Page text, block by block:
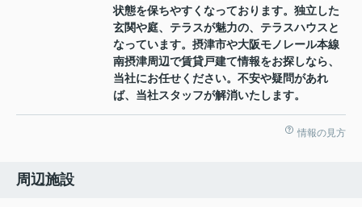
状態を保ちやすくなっております。独立した
玄関や庭、テラスが魅力の、テラスハウスと
なっています。摂津市や大阪モノレール本線
南摂津周辺で賃貸戸建て情報をお探しなら、
当社にお任せください。不安や疑問があれ
ば、当社スタッフが解消いたします。
情報の見方
周辺施設